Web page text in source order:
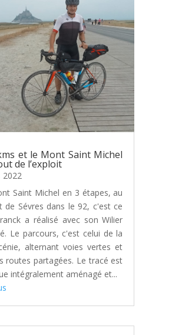
et le Mont Saint Michel
de l’exploit
2022
Saint Michel en 3 étapes, au
de Sévres dans le 92, c'est ce
a réalisé avec son Wilier
Le parcours, c'est celui de la
alternant voies vertes et
routes partagées. Le tracé est
intégralement aménagé et...